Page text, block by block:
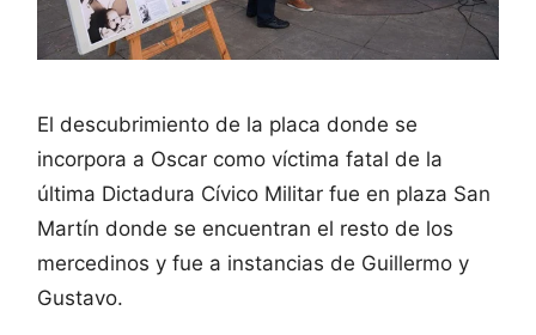
El descubrimiento de la placa donde se
incorpora a Oscar como víctima fatal de la
última Dictadura Cívico Militar fue en plaza San
Martín donde se encuentran el resto de los
mercedinos y fue a instancias de Guillermo y
Gustavo.